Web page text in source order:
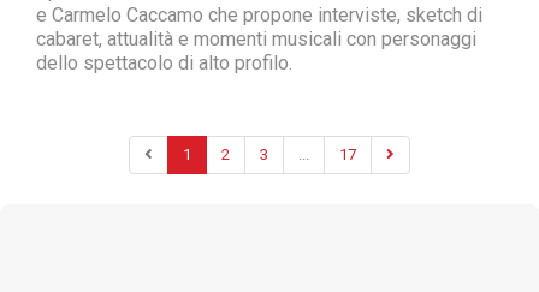
e Carmelo Caccamo che propone interviste, sketch di
cabaret, attualità e momenti musicali con personaggi
dello spettacolo di alto profilo.
1 2 3 17